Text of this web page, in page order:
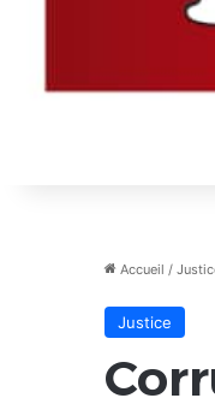
Accueil /
Justice